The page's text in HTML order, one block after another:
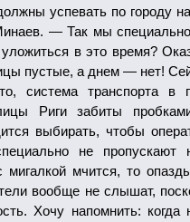
успевать по городу
— Так мы специально
в это время?
пустые, а днем — нет!
система транспорта в
Риги забиты
выбирать, чтобы
не
мчится, то
вообще не слышат,
Хочу напомнить: когда